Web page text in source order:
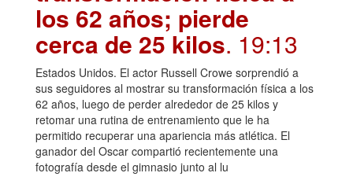
los 62 años; pierde
cerca de 25 kilos. 19:13
Estados Unidos. El actor Russell Crowe sorprendió a
sus seguidores al mostrar su transformación física a los
62 años, luego de perder alrededor de 25 kilos y
retomar una rutina de entrenamiento que le ha
permitido recuperar una apariencia más atlética. El
ganador del Oscar compartió recientemente una
fotografía desde el gimnasio junto al lu